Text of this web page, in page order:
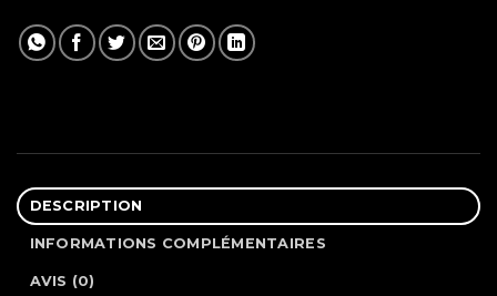
DESCRIPTION
INFORMATIONS COMPLÉMENTAIRES
AVIS (0)